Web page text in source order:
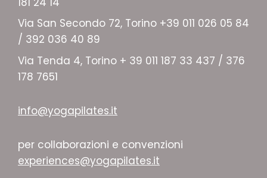
Via San Secondo 72, Torino +39 011 026 05 84
/ 392 036 40 89
Via Tenda 4, Torino + 39 011 187 33 437 / 376
178 7651
info@yogapilates.it
per collaborazioni e convenzioni
experiences@yogapilates.it